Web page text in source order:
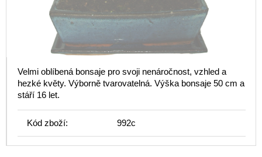
Velmi oblíbená bonsaje pro svoji nenáročnost, vzhled a
hezké květy. Výborně tvarovatelná. Výška bonsaje 50 cm a
stáří 16 let.
Kód zboží: 992c